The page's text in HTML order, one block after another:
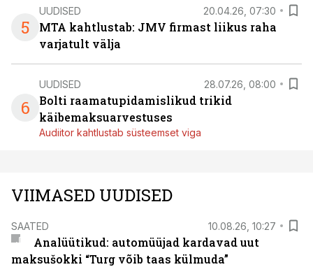
5
UUDISED 20.04.26, 07:30
MTA kahtlustab: JMV firmast liikus raha
varjatult välja
6
UUDISED 28.07.26, 08:00
Bolti raamatupidamislikud trikid
käibemaksuarvestuses
Audiitor kahtlustab süsteemset viga
VIIMASED UUDISED
SAATED 10.08.26, 10:27
Analüütikud: automüüjad kardavad uut
maksušokki “Turg võib taas külmuda”